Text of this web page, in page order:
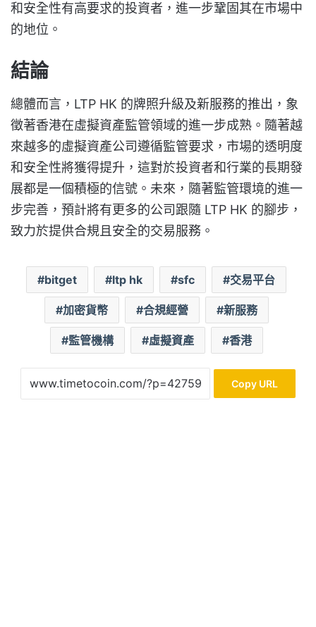
和安全性有高要求的投資者，進一步鞏固其在市場中
的地位。
結論
總體而言，LTP HK 的牌照升級及新服務的推出，象
徵著香港在虛擬資產監管領域的進一步成熟。隨著越
來越多的虛擬資產公司遵循監管要求，市場的透明度
和安全性將獲得提升，這對於投資者和行業的長期發
展都是一個積極的信號。未來，隨著監管環境的進一
步完善，預計將有更多的公司跟隨 LTP HK 的腳步，
致力於提供合規且安全的交易服務。
bitget ltp hk sfc 交易平台
加密貨幣 合規經營 新服務
監管機構 虛擬資產 香港
Copy URL